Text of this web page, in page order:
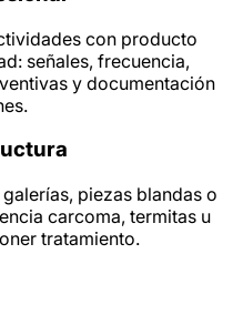
con producto
señales, frecuencia,
y documentación
piezas blandas o
carcoma, termitas u
tratamiento.